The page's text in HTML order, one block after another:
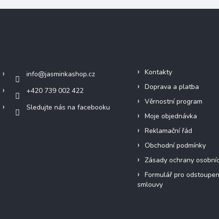
info@jasminkashop.cz
+420 739 002 422
Sledujte nás na facebooku
Kontakty
Doprava a platba
Věrnostní program
Moje objednávka
Reklamační řád
Obchodní podmínky
Zásady ochrany
Formulář pro
smlouvy